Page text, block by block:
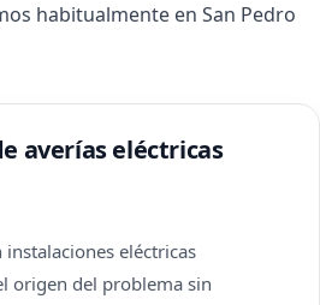
habitualmente en San Pedro
averías eléctricas
eléctricas
origen del problema sin